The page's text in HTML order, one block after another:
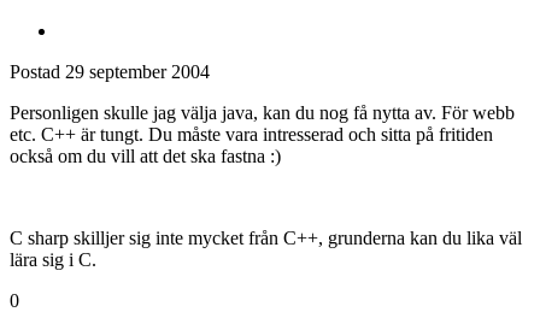
Postad 29 september 2004
Personligen skulle jag välja java, kan du nog få nytta av. För webb
etc. C++ är tungt. Du måste vara intresserad och sitta på fritiden
också om du vill att det ska fastna :)
C sharp skilljer sig inte mycket från C++, grunderna kan du lika väl
lära sig i C.
0